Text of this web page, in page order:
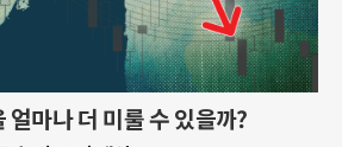
얼마나 더 미룰 수 있을까?